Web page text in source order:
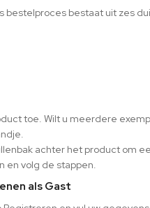
bestelproces bestaat uit zes
toe. Wilt u meerdere
achter het product om
en volg de stappen.
als Gast